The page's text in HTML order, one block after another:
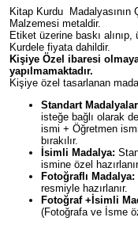
Kitap Kurdu Madalyasının
Malzemesi metaldir.
Etiket üzerine baskı
Kurdele fiyata dahildir.
Kişiye Özel ibaresi
yapılmamaktadır.
Kişiye özel tasarlanan
Standart Madalyalar
isteğe bağlı olarak
ismi + Öğretmen
bırakılır.
İsimli Madalya:
ismine özel
Fotoğraflı Madalya:
resmiyle hazırlanır.
Fotoğraf +İsimli
(Fotoğrafa ve İsme